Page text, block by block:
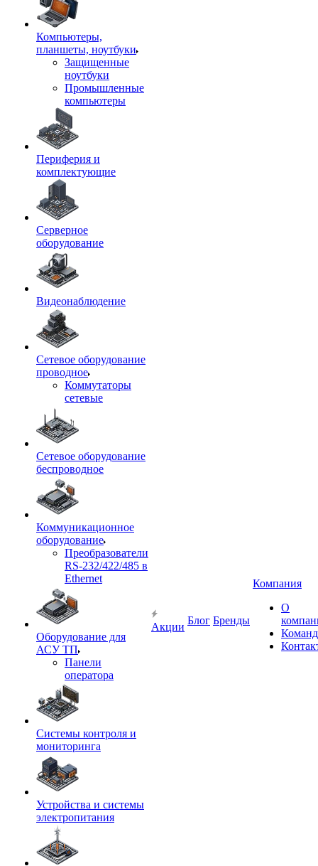
Компьютеры,
планшеты, ноутбуки
Защищенные
ноутбуки
Промышленные
компьютеры
Периферия и
комплектующие
Серверное
оборудование
Видеонаблюдение
Сетевое оборудование
проводное
Коммутаторы
сетевые
Сетевое оборудование
беспроводное
Коммуникационное
оборудование
Преобразователи
RS-232/422/485 в
Ethernet
Оборудование для
АСУ ТП
Панели
оператора
Системы контроля и
мониторинга
Устройства и системы
электропитания
Акции
Блог Бренды
Компания
О